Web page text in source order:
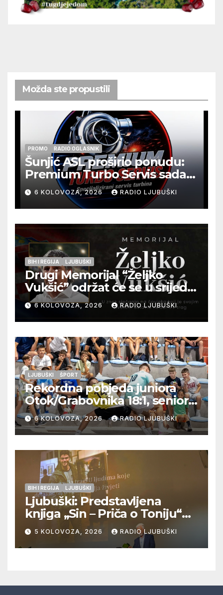
Možda ste propustili
PROMO RADIO OGLASNIK
Šunjić ASL proširio ponudu:
Premium Turbo Servis sada
na jednoj adresi u Ljubuškom
6 KOLOVOZA, 2026 RADIO LJUBUŠKI
BIH I REGIJA LJUBUŠKI
Drugi Memorijal “Željko
Vukšić” održat će se u srijedu
12. kolovoza u Otoku
6 KOLOVOZA, 2026 RADIO LJUBUŠKI
LJUBUŠKI ŠPORT
Rekordna pobjeda juniora
Otok/Grabovnika 18:1, seniori
Pregrađa u četvrtfinalu,
Veljaci i Cerno/Crnopod u
doigravanju, Grljevići završili
natjecanje
6 KOLOVOZA, 2026 RADIO LJUBUŠKI
BIH I REGIJA LJUBUŠKI
Ljubuški: Predstavljena
knjiga „Sin – Priča o Toniju“
dr. sc. Zdenka Hercega
5 KOLOVOZA, 2026 RADIO LJUBUŠKI